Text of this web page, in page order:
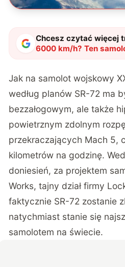
Chcesz czytać więcej
6000 km/h? Ten
powietrze jeszcze w
Jak na samolot wojskowy
według planów SR-72 ma
bezzałogowym, ale także
powietrznym zdolnym
przekraczających Mach 5,
kilometrów na godzinę.
doniesień, za projektem
Works, tajny dział firmy
faktycznie SR-72 zostanie
natychmiast stanie się
samolotem na świecie.